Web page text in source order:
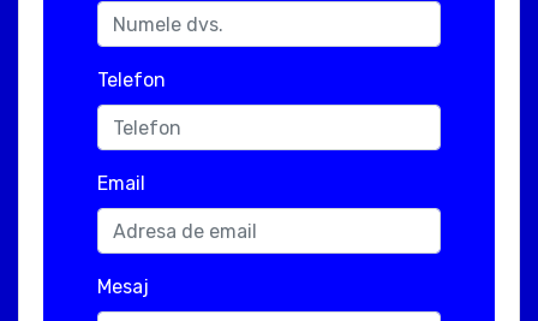
Telefon
Email
Mesaj